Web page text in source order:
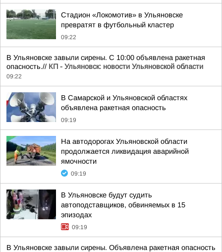
Стадион «Локомотив» в Ульяновске
превратят в футбольный кластер
09:22
В Ульяновске завыли сирены. С 10:00 объявлена ракетная
опасность.// КП - Ульяновск: новости Ульяновской области
09:22
В Самарской и Ульяновской областях
объявлена ракетная опасность
09:19
На автодорогах Ульяновской области
продолжается ликвидация аварийной
ямочности
09:19
В Ульяновске будут судить
автоподставщиков, обвиняемых в 15
эпизодах
09:19
В Ульяновске завыли сирены. Объявлена ракетная опасность